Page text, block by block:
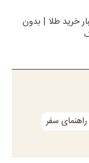
خرید طلا | بدون
راهنمای سفر